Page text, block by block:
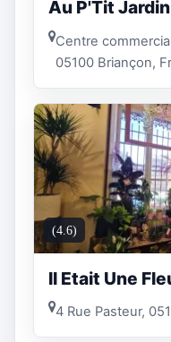
Au P'Tit Jardin
Centre
05100 Briançon,
(4.6)
Il Etait Une
4 Rue Pasteur,